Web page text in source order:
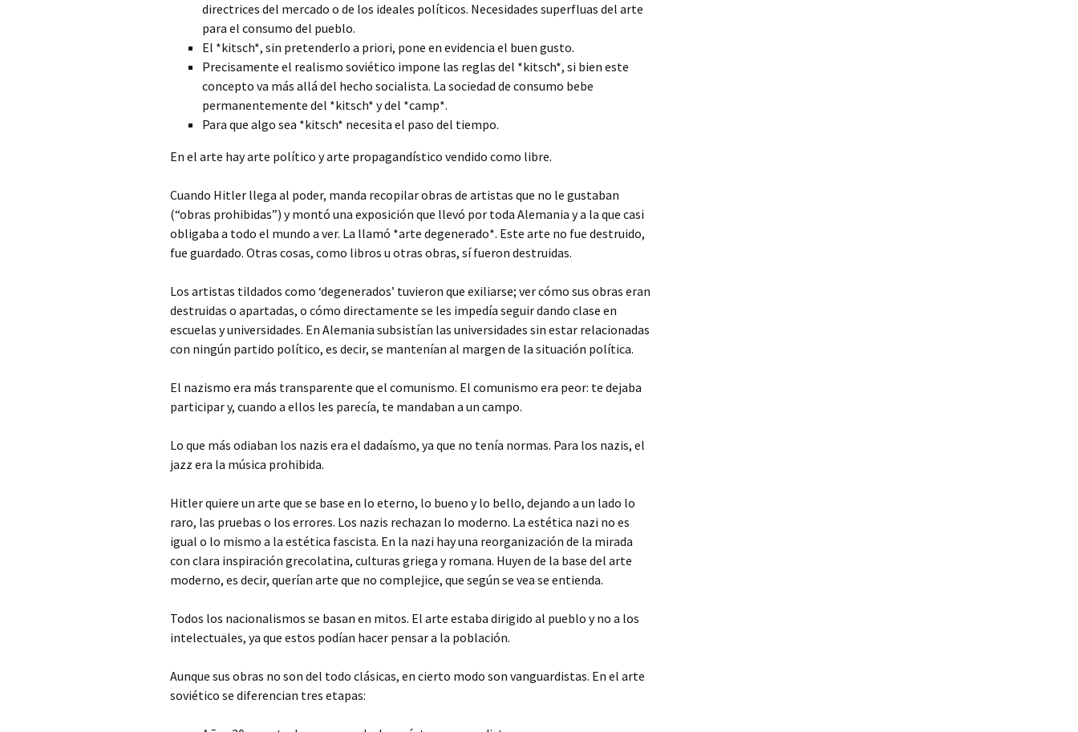
directrices del mercado o de los ideales políticos. Necesidades superfluas del arte
para el consumo del pueblo.
El *kitsch*, sin pretenderlo a priori, pone en evidencia el buen gusto.
Precisamente el realismo soviético impone las reglas del *kitsch*, si bien este
concepto va más allá del hecho socialista. La sociedad de consumo bebe
permanentemente del *kitsch* y del *camp*.
Para que algo sea *kitsch* necesita el paso del tiempo.
En el arte hay arte político y arte propagandístico vendido como libre.
Cuando Hitler llega al poder, manda recopilar obras de artistas que no le gustaban
(“obras prohibidas”) y montó una exposición que llevó por toda Alemania y a la que casi
obligaba a todo el mundo a ver. La llamó *arte degenerado*. Este arte no fue destruido,
fue guardado. Otras cosas, como libros u otras obras, sí fueron destruidas.
Los artistas tildados como ‘degenerados’ tuvieron que exiliarse; ver cómo sus obras eran
destruidas o apartadas, o cómo directamente se les impedía seguir dando clase en
escuelas y universidades. En Alemania subsistían las universidades sin estar relacionadas
con ningún partido político, es decir, se mantenían al margen de la situación política.
El nazismo era más transparente que el comunismo. El comunismo era peor: te dejaba
participar y, cuando a ellos les parecía, te mandaban a un campo.
Lo que más odiaban los nazis era el dadaísmo, ya que no tenía normas. Para los nazis, el
jazz era la música prohibida.
Hitler quiere un arte que se base en lo eterno, lo bueno y lo bello, dejando a un lado lo
raro, las pruebas o los errores. Los nazis rechazan lo moderno. La estética nazi no es
igual o lo mismo a la estética fascista. En la nazi hay una reorganización de la mirada
con clara inspiración grecolatina, culturas griega y romana. Huyen de la base del arte
moderno, es decir, querían arte que no complejice, que según se vea se entienda.
Todos los nacionalismos se basan en mitos. El arte estaba dirigido al pueblo y no a los
intelectuales, ya que estos podían hacer pensar a la población.
Aunque sus obras no son del todo clásicas, en cierto modo son vanguardistas. En el arte
soviético se diferencian tres etapas: